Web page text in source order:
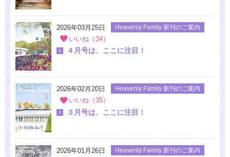
2026年03月25日 Heavenly Family 新刊のご案内
いいね（34）
４月号は、ここに注目！
2026年02月20日 Heavenly Family 新刊のご案内
いいね（35）
３月号は、ここに注目！
2026年01月26日 Heavenly Family 新刊のご案内